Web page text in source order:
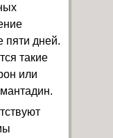
пяти дней.
такие
или